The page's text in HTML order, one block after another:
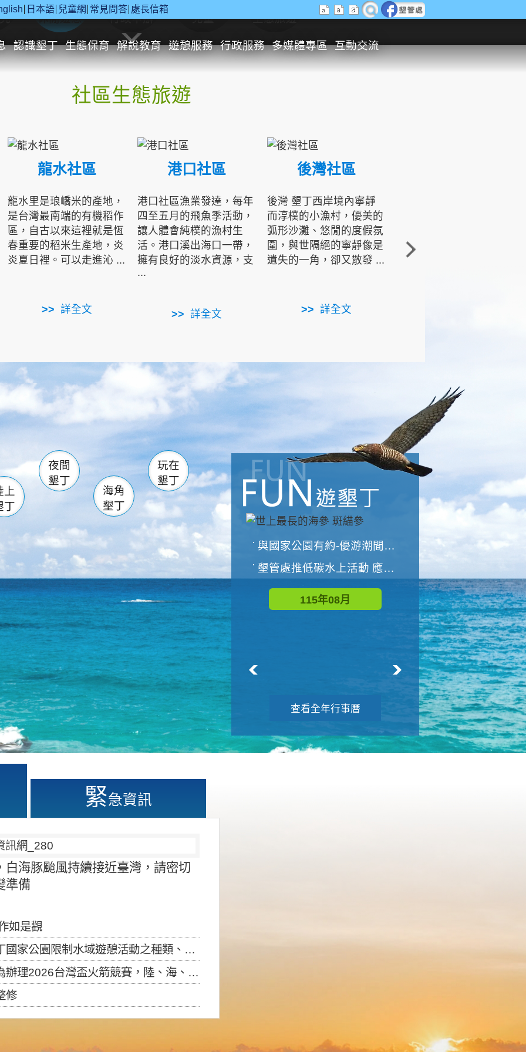
日本語 兒童網 常見問答 處長信箱
認識墾丁 生態保育 解說教育 遊憩服務 行政服務 多媒體專區 互動交流
休閒遊憩 行政申辦 兒童 生態旅遊
社區生態旅遊
龍水社區
龍水里是琅嶠米的產地，
是台灣最南端的有機稻作
區，自古以來這裡就是恆
春重要的稻米生產地，炎
炎夏日裡。可以走進沁 ...
詳全文
港口社區
港口社區漁業發達，每年
四至五月的飛魚季活動，
讓人體會純樸的漁村生
活。港口溪出海口一帶，
擁有良好的淡水資源，支
...
詳全文
後灣社區
後灣 墾丁西岸境內寧靜
而淳樸的小漁村，優美的
弧形沙灘、悠閒的度假氛
圍，與世隔絕的寧靜像是
遺失的一角，卻又散發 ...
詳全文
角的端點，冬季海浪拍打
著礁岸，旺盛的侵蝕作
南仁湖
滿州 佳樂水
森林遊樂區
墾管處遊客中心
社頂公園 風吹沙
船帆石 龍磐公園
香蕉灣 龍坑
鵝鑾鼻
上
丁
夜間
墾丁
海角
墾丁
玩在
墾丁
與國家公園有約-優游潮間探險者
墾管處推低碳水上活動 應屆畢業生限額免費參加
115年08月
世界地球清潔日 墾管處辦理「2026年墾丁國家公園沙灘淨灘活動
115年09月
查看全年行事曆
緊急資訊
海豚颱風持續接近臺灣，請密切
準備
如是觀
制水域遊憩活動之種類、範圍、時間及行為」，自即日生效。
盃火箭競賽，陸、海、空域警戒及協調相關事宜，因颱風備案事宜
修